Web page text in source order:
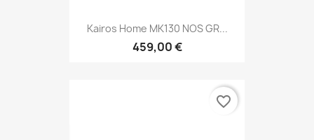
Kairos Home MK130 NOS GR...
459,00 €
favorite_border